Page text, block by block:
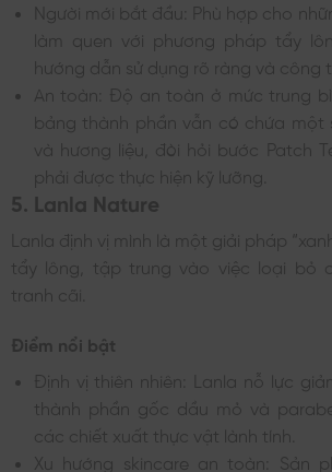
Người mới bắt đầu: Phù hợp cho
làm quen với phương pháp tẩy
hướng dẫn sử dụng rõ ràng và công
An toàn: Độ an toàn ở mức trung
bảng thành phần vẫn có chứa
và hương liệu, đòi hỏi bước Patch
phải được thực hiện kỹ lưỡng.
5. Lanla Nature
Lanla định vị mình là một giải pháp
tẩy lông, tập trung vào việc loại bỏ
tranh cãi.
Điểm nổi bật
Định vị thiên nhiên: Lanla nỗ lực
thành phần gốc dầu mỏ và
các chiết xuất thực vật lành tính.
Xu hướng skincare an toàn: Sản